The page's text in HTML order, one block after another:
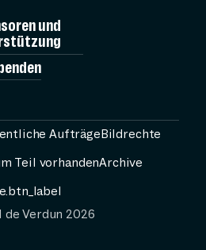
BESUCH
und
Verdun 2026
AufträgeBildrechte
Teil vorhandenArchive